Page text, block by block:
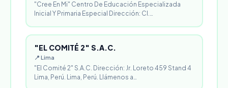
"Cree En Mi" Centro De Educación Especializada
Inicial Y Primaria Especial Dirección: Cl.…
"EL COMITÉ 2" S.A.C.
📍 Lima
"El Comité 2" S.A.C. Dirección: Jr. Loreto 459 Stand 4
Lima, Perú. Lima, Perú. Llámenos a…